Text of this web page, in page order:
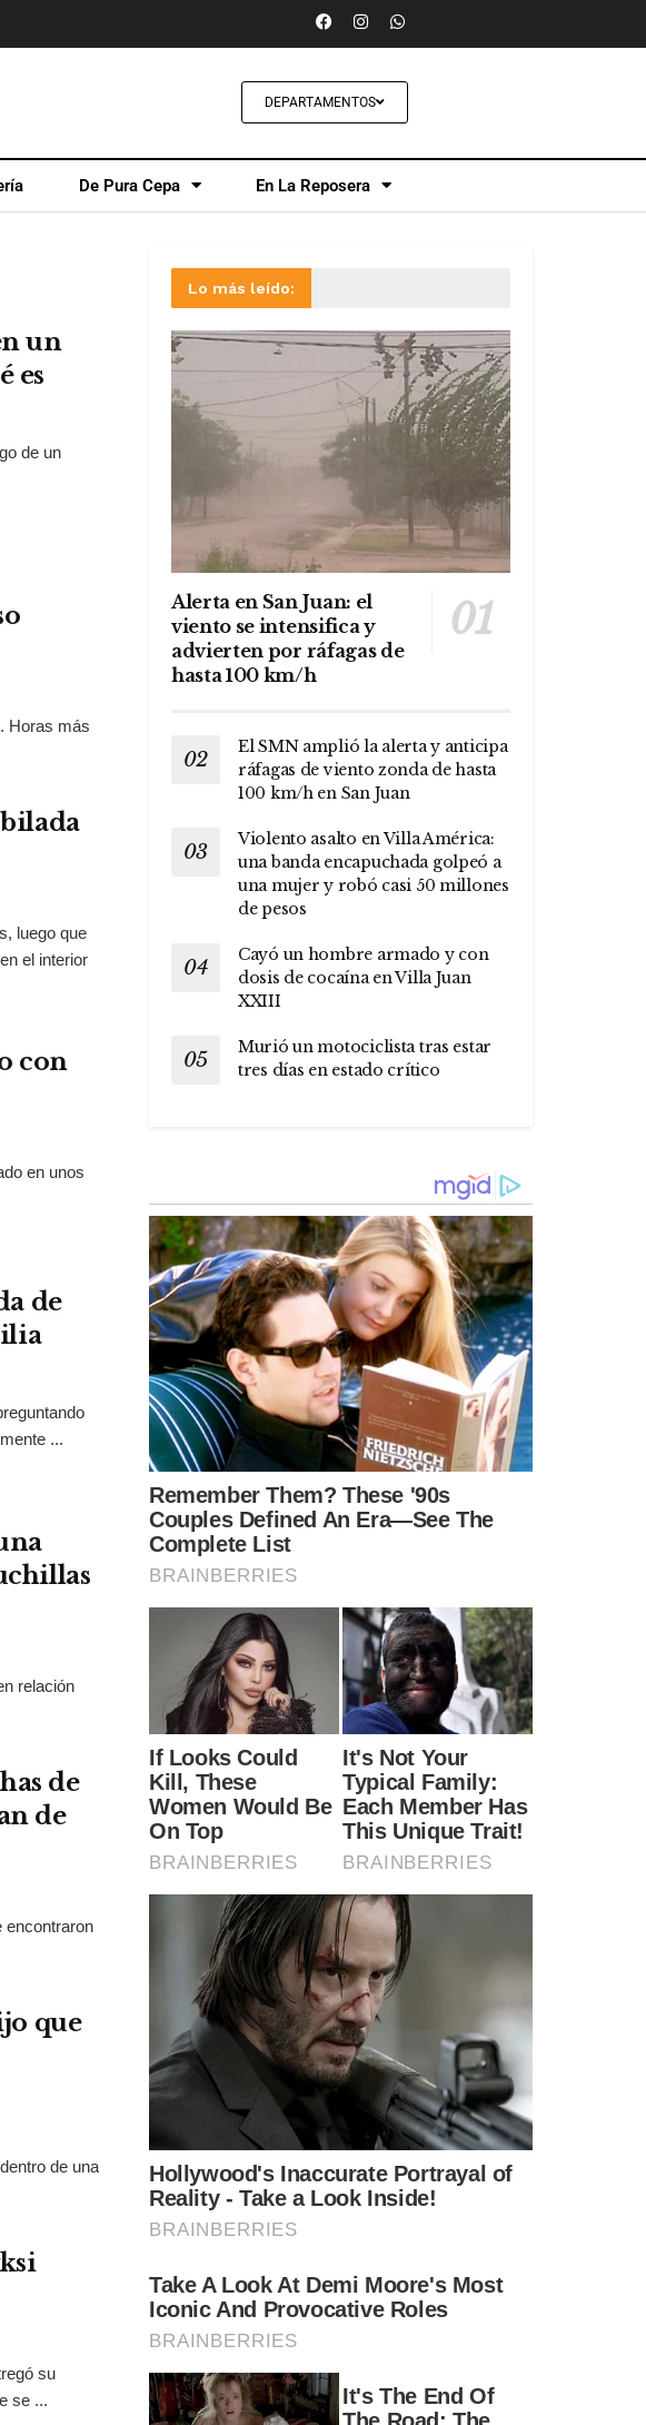
DEPARTAMENTOS
De Pura Cepa En La Reposera
un
es
de un
Horas más
luego que
el interior
con
en unos
de
...
relación
de
de
encontraron
que
de una
su
se ...
Lo más leído:
Alerta en San Juan: el
viento se intensifica y
advierten por ráfagas de
hasta 100 km/h
El SMN amplió la alerta y anticipa
ráfagas de viento zonda de hasta
100 km/h en San Juan
Violento asalto en Villa América:
una banda encapuchada golpeó a
una mujer y robó casi 50 millones
de pesos
Cayó un hombre armado y con
dosis de cocaína en Villa Juan
XXIII
Murió un motociclista tras estar
tres días en estado crítico